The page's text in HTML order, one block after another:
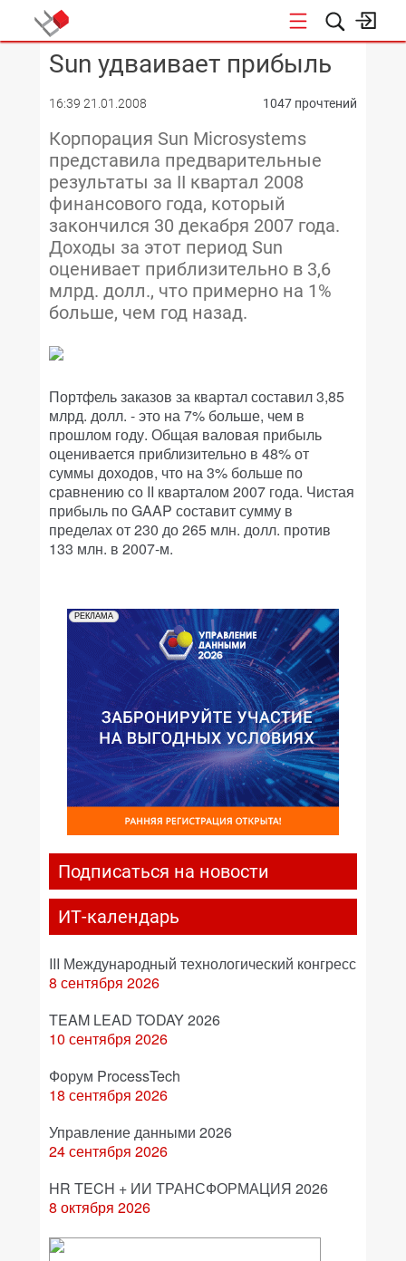
КОНФЕРЕНЦИИ
Sun удваивает прибыль
16:39 21.01.2008 1047 прочтений
Корпорация Sun Microsystems
представила предварительные
результаты за II квартал 2008
финансового года, который
закончился 30 декабря 2007 года.
Доходы за этот период Sun
оценивает приблизительно в 3,6
млрд. долл., что примерно на 1%
больше, чем год назад.
Портфель заказов за квартал составил 3,85
млрд. долл. - это на 7% больше, чем в
прошлом году. Общая валовая прибыль
оценивается приблизительно в 48% от
суммы доходов, что на 3% больше по
сравнению со II кварталом 2007 года. Чистая
прибыль по GAAP составит сумму в
пределах от 230 до 265 млн. долл. против
133 млн. в 2007-м.
РЕКЛАМА
Подписаться на новости
ИТ-календарь
III Международный технологический конгресс
8 сентября 2026
TEAM LEAD TODAY 2026
10 сентября 2026
Форум ProcessTech
18 сентября 2026
Управление данными 2026
24 сентября 2026
HR TECH + ИИ ТРАНСФОРМАЦИЯ 2026
8 октября 2026